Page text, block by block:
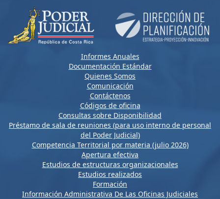
Informes Anuales
Documentación Estándar
Quienes Somos
Comunicación
Contáctenos
Códigos de oficina
Consultas sobre Disponibilidad
Préstamo de sala de reuniones (para uso interno de personal
del Poder Judicial)
Competencia Territorial por materia (julio 2026)
Apertura efectiva
Estudios de estructuras organizacionales
Estudios realizados
Formación
Información Administrativa De Las Oficinas Judiciales